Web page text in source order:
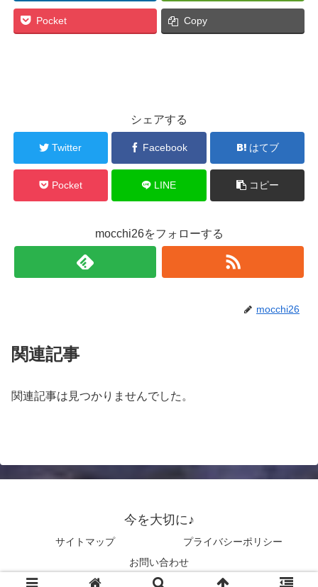
Pocket Copy
シェアする
Twitter Facebook はてブ
Pocket LINE コピー
mocchi26をフォローする
mocchi26
関連記事
関連記事は見つかりませんでした。
今を大切に♪
サイトマップ
プライバシーポリシー
お問い合わせ